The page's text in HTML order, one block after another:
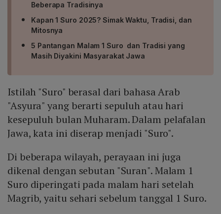
Beberapa Tradisinya
Kapan 1 Suro 2025? Simak Waktu, Tradisi, dan
Mitosnya
5 Pantangan Malam 1 Suro dan Tradisi yang
Masih Diyakini Masyarakat Jawa
Istilah "Suro" berasal dari bahasa Arab
"Asyura" yang berarti sepuluh atau hari
kesepuluh bulan Muharam. Dalam pelafalan
Jawa, kata ini diserap menjadi "Suro".
Di beberapa wilayah, perayaan ini juga
dikenal dengan sebutan "Suran". Malam 1
Suro diperingati pada malam hari setelah
Magrib, yaitu sehari sebelum tanggal 1 Suro.